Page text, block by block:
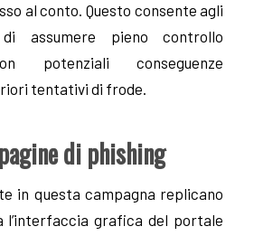
al conto. Questo consente agli
assumere pieno controllo
potenziali conseguenze
tentativi di frode.
di phishing
in questa campagna replicano
l’interfaccia grafica del portale